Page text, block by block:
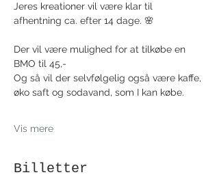
Jeres kreationer vil være klar til
afhentning ca. efter 14 dage. 🌸
Der vil være mulighed for at tilkøbe en
BMO til 45,-
Og så vil der selvfølgelig også være kaffe,
øko saft og sodavand, som I kan købe.
Vis mere
Billetter